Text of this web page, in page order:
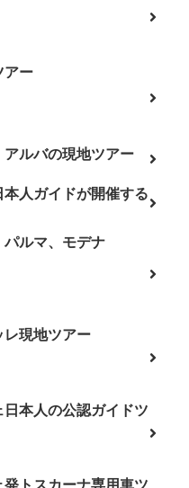
アー
アルバの現地ツアー
人ガイドが開催する
パルマ、モデナ
レ現地ツアー
日本人の公認ガイドツ